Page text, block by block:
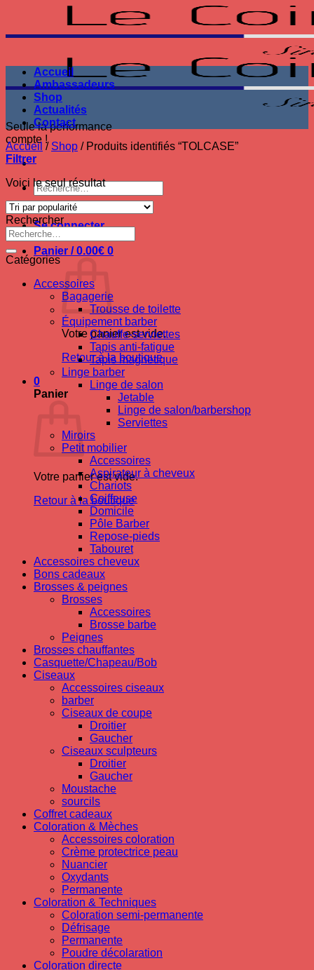
contenu
Seule la performance
compte !
Recherche
pour :
Se connecter
Panier /0.00€ 0
Votre panier est vide.
Retour à la boutique
0
Panier
Votre panier est vide.
Retour à la boutique
Accueil
Ambassadeurs
Shop
Actualités
Contact
Accueil / Shop /Produits identifiés “TOLCASE”
Filtrer
Voici le seul résultat
Rechercher
Recherche
pour :
Catégories
Accessoires
Bagagerie
Trousse de toilette
Équipement barber
Chauffe-serviettes
Tapis anti-fatigue
Tapis magnetique
Linge barber
Linge de salon
Jetable
Linge de salon/barbershop
Serviettes
Miroirs
Petit mobilier
Accessoires
Aspirateur à cheveux
Chariots
Coiffeuse
Domicile
Pôle Barber
Repose-pieds
Tabouret
Accessoires cheveux
Bons cadeaux
Brosses & peignes
Brosses
Accessoires
Brosse barbe
Peignes
Brosses chauffantes
Casquette/Chapeau/Bob
Ciseaux
Accessoires ciseaux
barber
Ciseaux de coupe
Droitier
Gaucher
Ciseaux sculpteurs
Droitier
Gaucher
Moustache
sourcils
Coffret cadeaux
Coloration & Mèches
Accessoires coloration
Crème protectrice peau
Nuancier
Oxydants
Permanente
Coloration & Techniques
Coloration semi-permanente
Défrisage
Permanente
Poudre décolaration
Coloration directe